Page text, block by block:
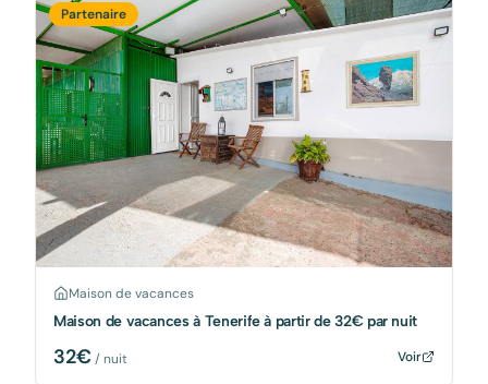
Partenaire
Maison de vacances
Maison de vacances à Tenerife à partir de 32€ par nuit
32€/ nuit Voir